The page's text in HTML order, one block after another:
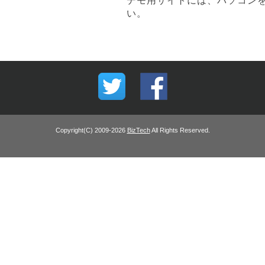
い。
Copyright(C) 2009-2026 BizTechAll Rights Reserved.